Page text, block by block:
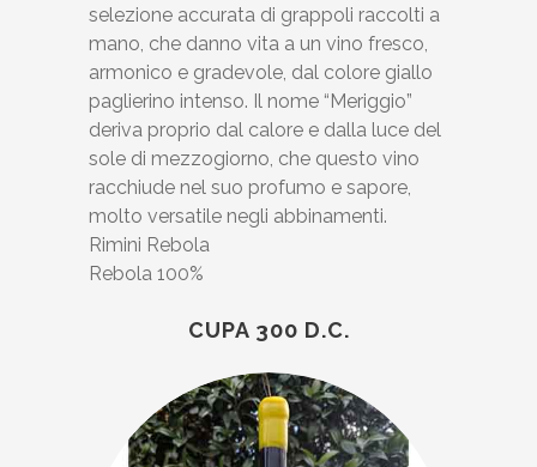
selezione accurata di grappoli raccolti a
mano, che danno vita a un vino fresco,
armonico e gradevole, dal colore giallo
paglierino intenso. Il nome “Meriggio”
deriva proprio dal calore e dalla luce del
sole di mezzogiorno, che questo vino
racchiude nel suo profumo e sapore,
molto versatile negli abbinamenti.
Rimini Rebola
Rebola 100%
CUPA 300 D.C.